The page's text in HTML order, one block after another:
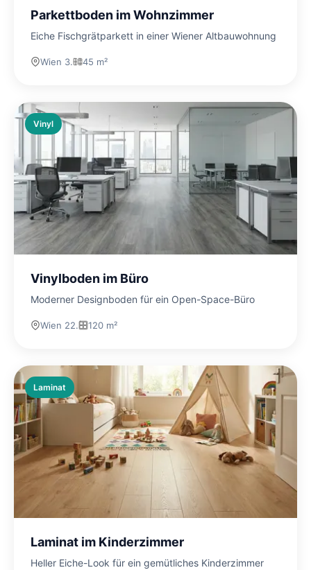
Parkettboden im Wohnzimmer
Eiche Fischgrätparkett in einer Wiener Altbauwohnung
Wien 3. 45 m²
Vinyl
Vinylboden im Büro
Moderner Designboden für ein Open-Space-Büro
Wien 22. 120 m²
Laminat
Laminat im Kinderzimmer
Heller Eiche-Look für ein gemütliches Kinderzimmer